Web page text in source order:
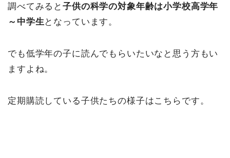
調べてみると子供の科学の対象年齢は小学校高学年
～中学生 となっています。
でも低学年の子に読んでもらいたいなと思う方もい
ますよね。
定期購読している子供たちの様子はこちらです。